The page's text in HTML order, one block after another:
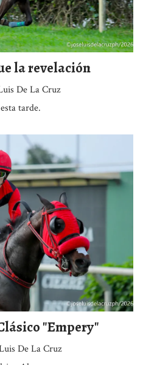
la revelación
De La Cruz
tarde.
"Empery"
De La Cruz